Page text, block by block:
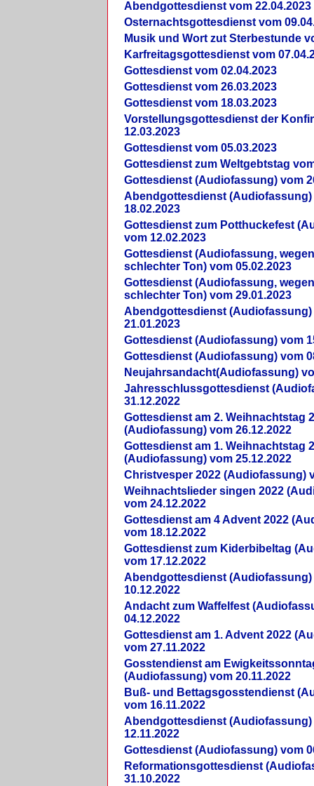
Abendgottesdienst vom 22.04.2023
Osternachtsgottesdienst vom
Musik und Wort zut Sterbestunde
Karfreitagsgottesdienst vom
Gottesdienst vom 02.04.2023
Gottesdienst vom 26.03.2023
Gottesdienst vom 18.03.2023
Vorstellungsgottesdienst der
12.03.2023
Gottesdienst vom 05.03.2023
Gottesdienst zum Weltgebtstag
Gottesdienst (Audiofassung) vom
Abendgottesdienst (Audiofassung)
18.02.2023
Gottesdienst zum Potthuckefest
vom 12.02.2023
Gottesdienst (Audiofassung,
schlechter Ton) vom 05.02.2023
Gottesdienst (Audiofassung,
schlechter Ton) vom 29.01.2023
Abendgottesdienst (Audiofassung)
21.01.2023
Gottesdienst (Audiofassung) vom
Gottesdienst (Audiofassung) vom
Neujahrsandacht(Audiofassung)
Jahresschlussgottesdienst
31.12.2022
Gottesdienst am 2. Weihnachtstag
(Audiofassung) vom 26.12.2022
Gottesdienst am 1. Weihnachtstag
(Audiofassung) vom 25.12.2022
Christvesper 2022 (Audiofassung)
Weihnachtslieder singen 2022
vom 24.12.2022
Gottesdienst am 4 Advent 2022
vom 18.12.2022
Gottesdienst zum Kiderbibeltag
vom 17.12.2022
Abendgottesdienst (Audiofassung)
10.12.2022
Andacht zum Waffelfest
04.12.2022
Gottesdienst am 1. Advent 2022
vom 27.11.2022
Gosstendienst am
(Audiofassung) vom 20.11.2022
Buß- und Bettagsgosstendienst
vom 16.11.2022
Abendgottesdienst (Audiofassung)
12.11.2022
Gottesdienst (Audiofassung) vom
Reformationsgottesdienst
31.10.2022